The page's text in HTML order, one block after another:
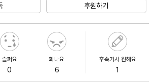
후원하기
슬퍼요
0
화나요
6
후속기사 원해요
1